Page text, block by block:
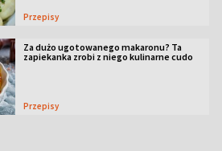
Przepisy
Za dużo ugotowanego makaronu? Ta
zapiekanka zrobi z niego kulinarne cudo
Przepisy